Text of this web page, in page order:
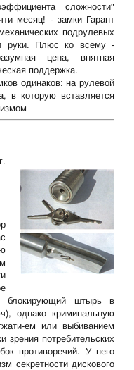
сложности"
месяц! - замки Гарант
подрулевых
руки. Плюс ко всему -
цена, внятная
поддержка.
одинаков: на рулевой
в которую вставляется
блокирующий штырь в
однако криминальную
ем или выбиванием
зрения потребительских
противоречий. У него
секретности дискового